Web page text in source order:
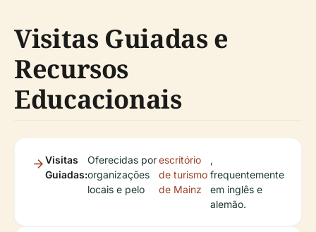
Visitas Guiadas e
Recursos
Educacionais
Visitas
Guiadas:
Oferecidas por
organizações
locais e pelo
escritório
de turismo
de Mainz
,
frequentemente
em inglês e
alemão.